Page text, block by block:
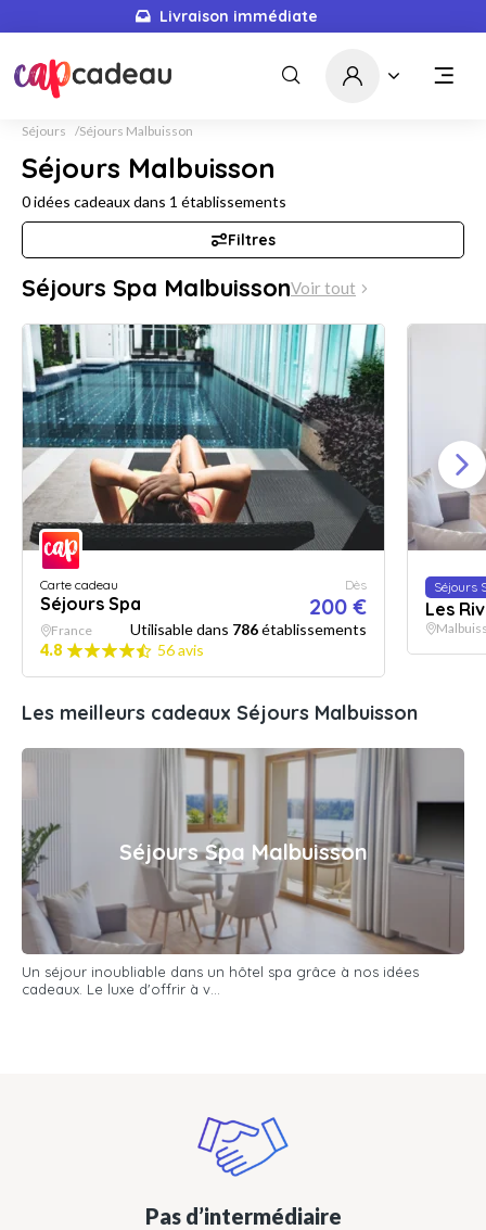
Livraison immédiate
Séjours Séjours Malbuisson
Séjours Malbuisson
0idées cadeaux dans 1 établissements
Filtres
Séjours Spa MalbuissonVoir tout
Carte cadeau
Séjours Spa
Dès
200 €
France Utilisable dans 786établissements
4.8
56 avis
Séjours
Les
Les meilleurs cadeaux Séjours Malbuisson
Séjours Spa Malbuisson
Un séjour inoubliable dans un hôtel spa grâce à nos idées
cadeaux. Le luxe d'offrir à v...
Pas d’intermédiaire